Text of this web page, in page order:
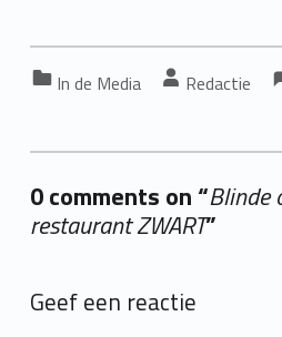
In de Media Redactie
0 comments on “Blinde
restaurant ZWART”
Geef een reactie